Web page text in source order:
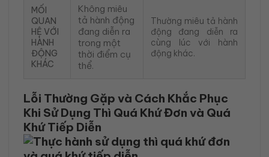
MỐI
QUAN
HỆ VỚI
HÀNH
ĐỘNG
KHÁC
Không miêu
tả hành động
đang diễn ra
trong một
thời điểm cụ
thể.
Thường miêu tả hành
động đang diễn ra
cùng lúc với hành
động khác.
Lỗi Thường Gặp và Cách Khắc Phục
Khi Sử Dụng Thì Quá Khứ Đơn và Quá
Khứ Tiếp Diễn